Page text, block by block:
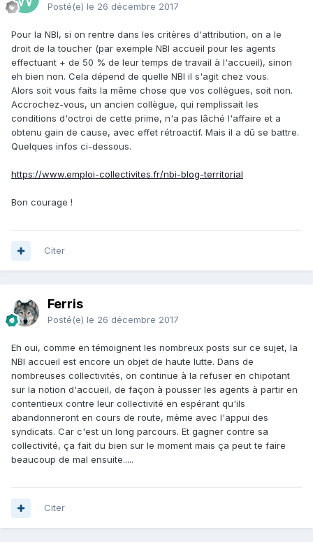
Posté(e) le 26 décembre 2017
Pour la NBI, si on rentre dans les critères d'attribution, on a le
droit de la toucher (par exemple NBI accueil pour les agents
effectuant + de 50 % de leur temps de travail à l'accueil), sinon
eh bien non. Cela dépend de quelle NBI il s'agit chez vous.
Alors soit vous faits la même chose que vos collègues, soit non.
Accrochez-vous, un ancien collègue, qui remplissait les
conditions d'octroi de cette prime, n'a pas lâché l'affaire et a
obtenu gain de cause, avec effet rétroactif. Mais il a dû se battre.
Quelques infos ci-dessous.
https://www.emploi-collectivites.fr/nbi-blog-territorial
Bon courage !
Citer
Ferris
Posté(e) le 26 décembre 2017
Eh oui, comme en témoignent les nombreux posts sur ce sujet, la
NBI accueil est encore un objet de haute lutte. Dans de
nombreuses collectivités, on continue à la refuser en chipotant
sur la notion d'accueil, de façon à pousser les agents à partir en
contentieux contre leur collectivité en espérant qu'ils
abandonneront en cours de route, mème avec l'appui des
syndicats. Car c'est un long parcours. Et gagner contre sa
collectivité, ça fait du bien sur le moment mais ça peut te faire
beaucoup de mal ensuite.....
Citer